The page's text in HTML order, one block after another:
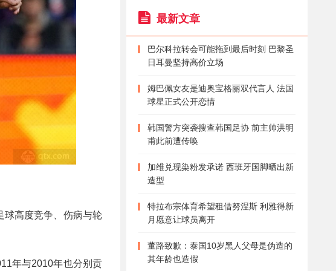
球高度竞争、伤病与轮
年与2010年也分别贡
最新文章
巴尔科拉转会可能拖到最后时刻 巴黎圣
日耳曼坚持高价立场
姆巴佩女友是迪奥宝格丽双代言人 法国
球星正式公开恋情
韩国警方突袭搜查韩国足协 前主帅洪明
甫此前遭传唤
加维兑现染粉发承诺 西班牙国脚晒出新
造型
特拉布宗体育希望租借努涅斯 利雅得新
月愿意让球员离开
董路致歉：泰国10岁黑人父母是伪造的
其年龄也造假